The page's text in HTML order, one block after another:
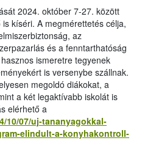
2024. október 7-27. között
kíséri. A megmérettetés célja,
az
és a fenntarthatóság
ismeretre tegyenek
is versenybe szállnak.
megoldó diákokat, a
a két legaktívabb iskolát is
elérhető a
10/07/uj-tananyagokkal-
elindult-a-konyhakontroll-